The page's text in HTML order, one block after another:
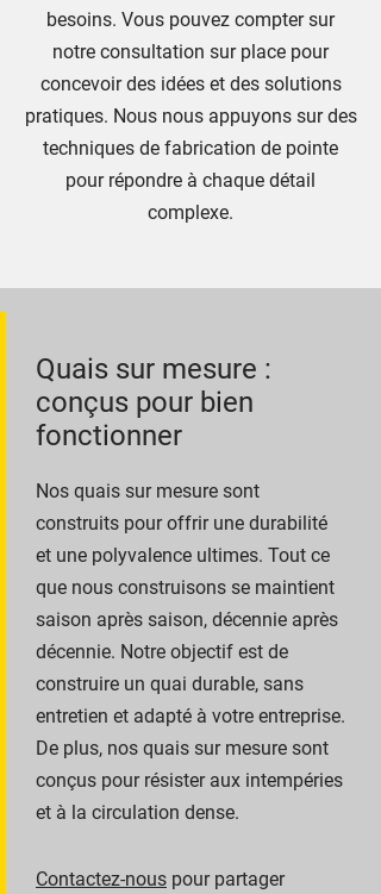
besoins. Vous pouvez compter sur
notre consultation sur place pour
concevoir des idées et des solutions
pratiques. Nous nous appuyons sur des
techniques de fabrication de pointe
pour répondre à chaque détail
complexe.
Quais sur mesure :
conçus pour bien
fonctionner
Nos quais sur mesure sont
construits pour offrir une durabilité
et une polyvalence ultimes. Tout ce
que nous construisons se maintient
saison après saison, décennie après
décennie. Notre objectif est de
construire un quai durable, sans
entretien et adapté à votre entreprise.
De plus, nos quais sur mesure sont
conçus pour résister aux intempéries
et à la circulation dense.
Contactez-nous pour partager